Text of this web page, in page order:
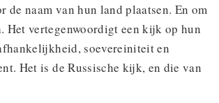
de naam van hun land plaatsen. En om
Het vertegenwoordigt een kijk op hun
soevereiniteit en
Het is de Russische kijk, en die van